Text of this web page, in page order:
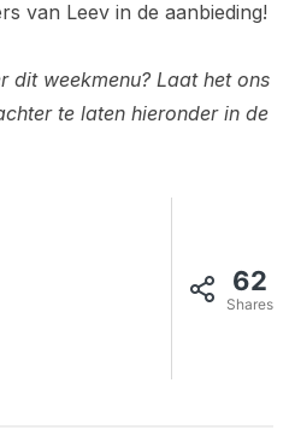
van Leev in de aanbieding!
dit weekmenu? Laat het ons
te laten hieronder in de
62
Shares